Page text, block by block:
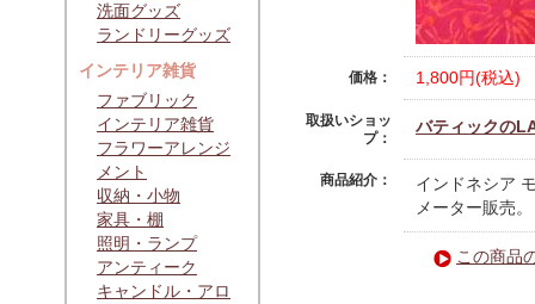
洗面グッズ
ランドリーグッズ
インテリア雑貨
ファブリック
インテリア雑貨
フラワーアレンジ
メント
収納・小物
家具・棚
照明・ランプ
アンティーク
キャンドル・アロ
価格： 1,800円(税込)
取扱いショッ
プ：
バティックの
商品紹介：
インドネシア
メーター販売。
この商品